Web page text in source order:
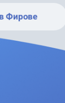
Фирове